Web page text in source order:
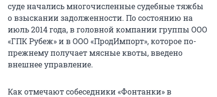
суде начались многочисленные судебные тяжбы
о взыскании задолженности. По состоянию на
июль 2014 года, в головной компании группы ООО
«ГПК Рубеж» и в ООО «ПродИмпорт», которое по-
прежнему получает мясные квоты, введено
внешнее управление.
Как отмечают собеседники «Фонтанки» в